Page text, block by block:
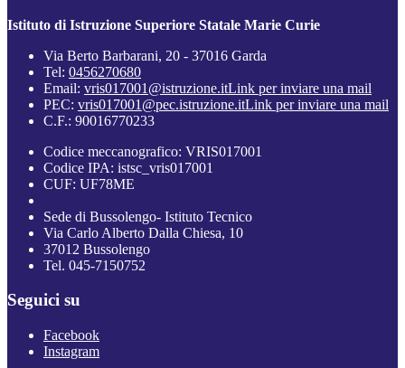
Istituto di Istruzione Superiore Statale Marie Curie
Via Berto Barbarani, 20 - 37016 Garda
Tel: 0456270680
Email: vris017001@istruzione.itLink per inviare una mail
PEC: vris017001@pec.istruzione.itLink per inviare una mail
C.F.: 90016770233
Codice meccanografico: VRIS017001
Codice IPA: istsc_vris017001
CUF: UF78ME
Sede di Bussolengo- Istituto Tecnico
Via Carlo Alberto Dalla Chiesa, 10
37012 Bussolengo
Tel. 045-7150752
Seguici su
Facebook
Instagram